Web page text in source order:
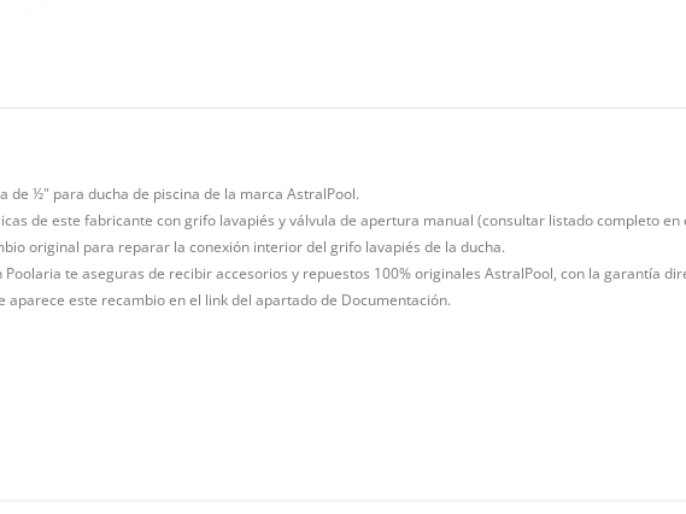
de ½" para ducha de piscina de la marca AstralPool.
de este fabricante con grifo lavapiés y válvula de apertura manual (consultar listado completo
original para reparar la conexión interior del grifo lavapiés de la ducha.
Poolaria te aseguras de recibir accesorios y repuestos 100% originales AstralPool, con la garantía
aparece este recambio en el link del apartado de Documentación.